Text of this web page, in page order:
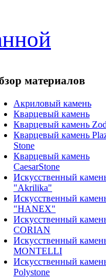
материалов
Акриловый камень
Кварцевый камень
Кварцевый камень
Кварцевый камень
Stone
Кварцевый камень
CaesarStone
Искусственный
"Akrilika"
Искусственный
"HANEX"
Искусственный
CORIAN
Искусственный
MONTELLI
Искусственный
Polystone